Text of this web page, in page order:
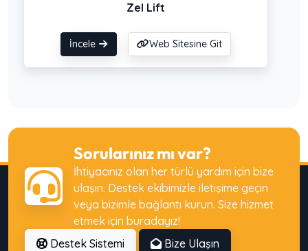
Zel Lift
İncele Web Sitesine Git
Sorularınız mı var?
İhtiyacınız olan her türlü yardım için bize
ulaşın. Destek ekibimizle iletişime geçin
veya bizimle bağlantı kurun. Size hizmet
etmek için buradayız!
Destek Sistemi
Bize Ulaşın